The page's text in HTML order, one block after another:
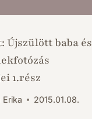
Újszülött baba és
1.rész
Erika 2015.01.08.